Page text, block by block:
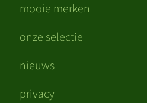
mooie merken
onze selectie
nieuws
privacy